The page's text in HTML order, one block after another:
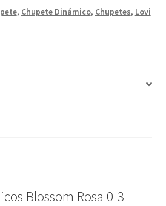
, Chupete Dinámico, Chupetes, Lovi
Blossom Rosa 0-3